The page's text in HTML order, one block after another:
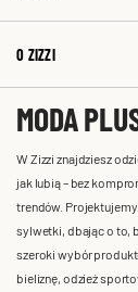
O ZIZZI
MODA
W Zizzi znajdziesz
jak lubią – bez
trendów.
sylwetki, dbając o to,
szeroki wybór
bieliznę, odzież